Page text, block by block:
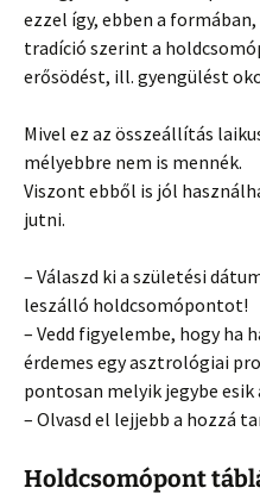
ezzel így, ebben a
tradíció szerint a
erősödést, ill. gyengülést
Mivel ez az összeállítás
mélyebbre nem is mennék.
Viszont ebből is jól
jutni.
– Válaszd ki a születési
leszálló holdcsomópontot!
– Vedd figyelembe, hogy
érdemes egy asztrológiai
pontosan melyik jegybe
– Olvasd el lejjebb a hozzá
Holdcsomópont